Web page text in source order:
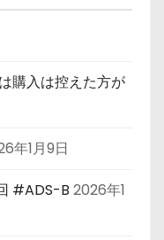
購入は控えた方が
年1月9日
#ADS-B 2026年1